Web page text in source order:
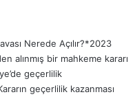
Nerede Açılır?*2023
alınmış bir mahkeme kararı
geçerlilik
geçerlilik kazanması